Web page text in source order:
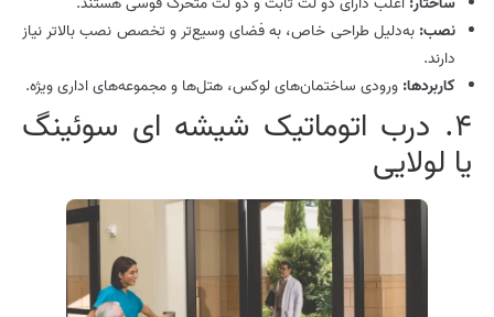
نصب: به‌دلیل طراحی خاص، به فضای وسیع‌تر و تخصص نصب بالاتر نیاز
دارند.
کاربردها: ورودی ساختمان‌های لوکس، هتل‌ها و مجموعه‌های اداری ویژه.
4. درب اتوماتیک شیشه ای سوئینگ
یا لولایی